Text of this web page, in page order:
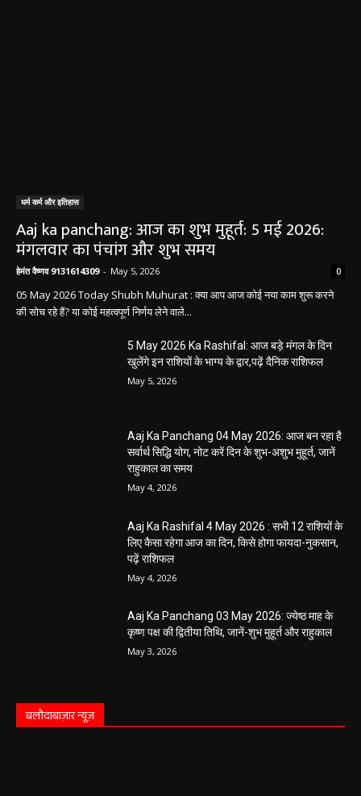
धर्म कर्म और इतिहास
Aaj ka panchang: आज का शुभ मुहूर्त: 5 मई 2026:
मंगलवार का पंचांग और शुभ समय
हेमंत वैष्णव 9131614309 - May 5, 2026 0
05 May 2026 Today Shubh Muhurat : क्या आप आज कोई नया काम शुरू करने
की सोच रहे हैं? या कोई महत्वपूर्ण निर्णय लेने वाले...
5 May 2026 Ka Rashifal: आज बड़े मंगल के दिन
खुलेंगे इन राशियों के भाग्य के द्वार,पढ़ें दैनिक राशिफल
May 5, 2026
Aaj Ka Panchang 04 May 2026: आज बन रहा है
सर्वार्थ सिद्धि योग, नोट करें दिन के शुभ-अशुभ मुहूर्त, जानें
राहुकाल का समय
May 4, 2026
Aaj Ka Rashifal 4 May 2026 : सभी 12 राशियों के
लिए कैसा रहेगा आज का दिन, किसे होगा फायदा-नुकसान,
पढ़ें राशिफल
May 4, 2026
Aaj Ka Panchang 03 May 2026: ज्येष्ठ माह के
कृष्ण पक्ष की द्वितीया तिथि, जानें-शुभ मुहूर्त और राहुकाल
May 3, 2026
बलौदाबाज़ार न्यूज़